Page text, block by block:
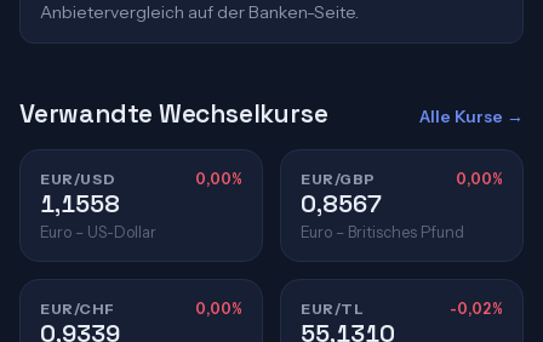
Anbietervergleich auf der Banken-Seite.
Verwandte Wechselkurse Alle Kurse →
EUR/USD 0,00%
1,1558
Euro – US-Dollar
EUR/GBP 0,00%
0,8567
Euro – Britisches Pfund
EUR/CHF 0,00%
0,9339
EUR/TL -0,02%
55,1310